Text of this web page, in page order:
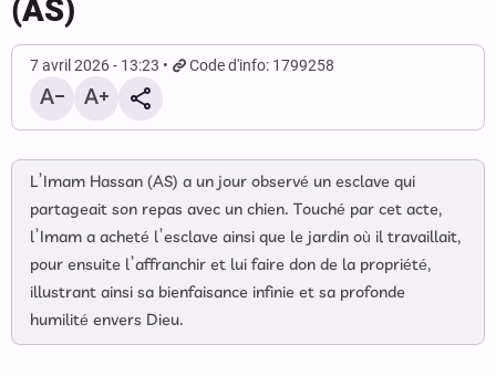
(AS)
7 avril 2026 - 13:23 Code d'info: 1799258
L’Imam Hassan (AS) a un jour observé un esclave qui
partageait son repas avec un chien. Touché par cet acte,
l’Imam a acheté l’esclave ainsi que le jardin où il travaillait,
pour ensuite l’affranchir et lui faire don de la propriété,
illustrant ainsi sa bienfaisance infinie et sa profonde
humilité envers Dieu.